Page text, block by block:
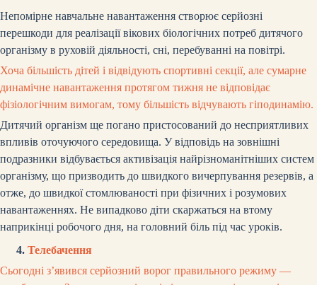
Непомірне навчальне навантаження створює серйозні
перешкоди для реалізації вікових біологічних потреб дитячого
організму в руховій діяльності, сні, перебуванні на повітрі.
Хоча більшість дітей і відвідують спортивні секції, але сумарне
динамічне навантаження протягом тижня не відповідає
фізіологічним вимогам, тому більшість відчувають гіподинамію.
Дитячий організм ще погано пристосований до несприятливих
впливів оточуючого середовища. У відповідь на зовнішні
подразники відбувається активізація найрізноманітніших систем
організму, що призводить до швидкого вичерпування резервів, а
отже, до швидкої стомлюваності при фізичних і розумових
навантаженнях. Не випадково діти скаржаться на втому
наприкінці робочого дня, на головний біль під час уроків.
4. Телебачення
Сьогодні з’явився серйозний ворог правильного режиму —